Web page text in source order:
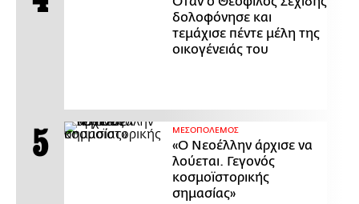
δολοφόνησε και
τεμάχισε πέντε μέλη της
οικογένειάς του
ΜΕΣΟΠΟΛΕΜΟΣ
«Ο Νεοέλλην άρχισε να
λούεται. Γεγονός
κοσμοϊστορικής
σημασίας»